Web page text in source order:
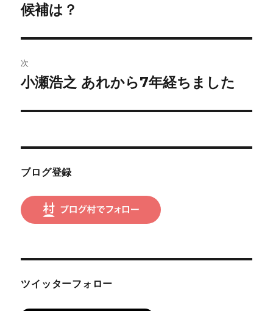
ナ
ビ
ゲ
ー
シ
ン
の
稿:
候補は？
次
次
投
小瀬浩之 あれから7年経ちました
ブログ登録
ツイッターフォロー